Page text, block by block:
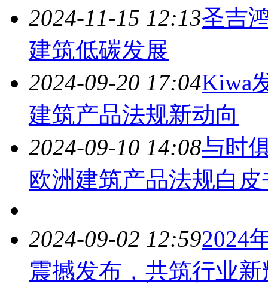
2024-11-15 12:13圣吉
建筑低碳发展
2024-09-20 17:04Kiwa
建筑产品法规新动向
2024-09-10 14:08与时
欧洲建筑产品法规白皮
2024-09-02 12:592024
震撼发布，共筑行业